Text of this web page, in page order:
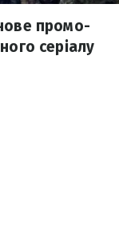
промо-
серіалу